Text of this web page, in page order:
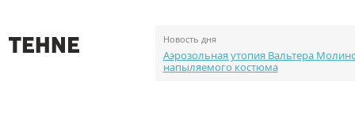
Новость дня
Аэрозольная утопия Вальтера
напыляемого костюма